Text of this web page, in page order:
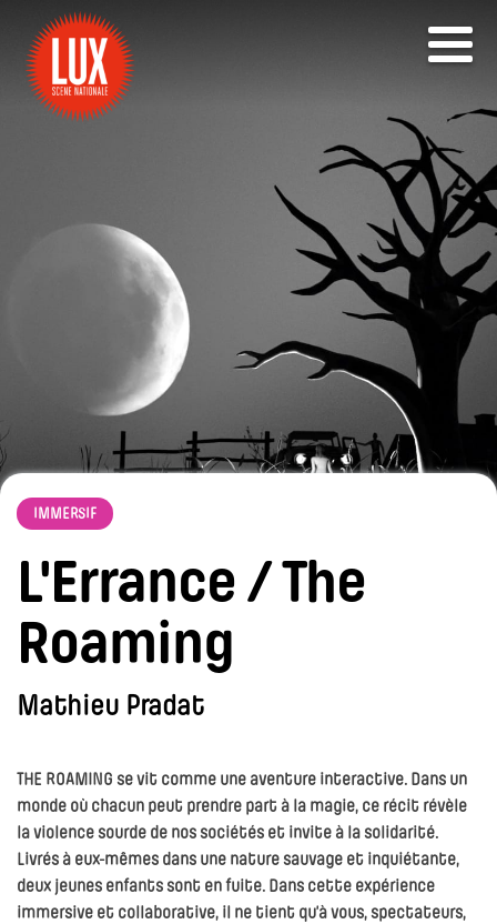
IMMERSIF
L'Errance / The
Roaming
Mathieu Pradat
THE ROAMING se vit comme une aventure interactive. Dans un
monde où chacun peut prendre part à la magie, ce récit révèle
la violence sourde de nos sociétés et invite à la solidarité.
Livrés à eux-mêmes dans une nature sauvage et inquiétante,
deux jeunes enfants sont en fuite. Dans cette expérience
immersive et collaborative, il ne tient qu’à vous, spectateurs,